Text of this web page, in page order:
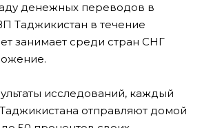
денежных переводов в
Таджикистан в течение
занимает среди стран СНГ
исследований, каждый
отправляют домой